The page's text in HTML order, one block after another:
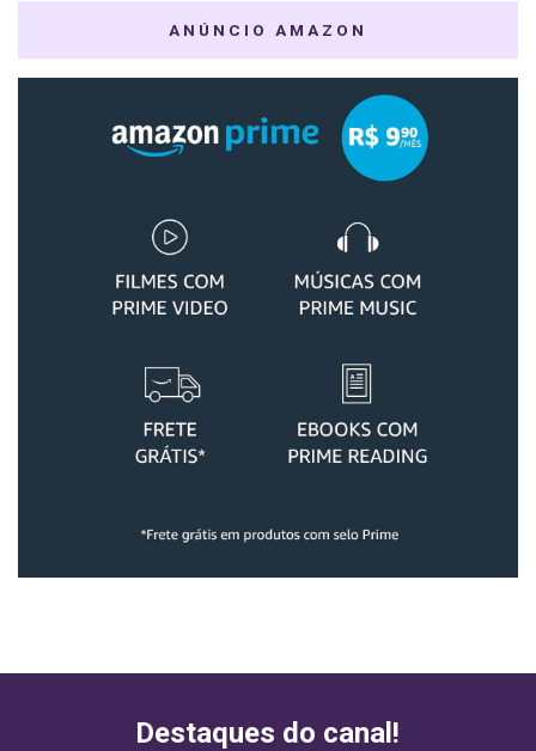
ANÚNCIO AMAZON
Destaques do canal!